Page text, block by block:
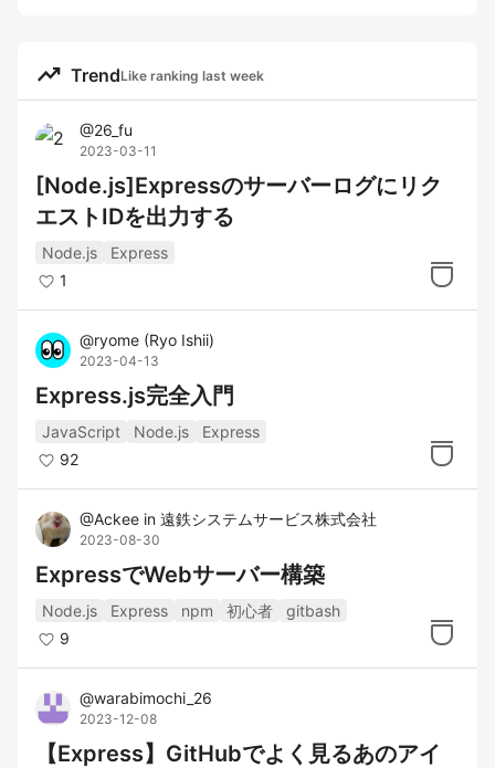
trending_up TrendLike ranking last week
@26_fu
2023-03-11
[Node.js]Expressのサーバーログにリク
エストIDを出力する
Node.js
Express
1
@ryome (Ryo Ishii)
2023-04-13
Express.js完全入門
JavaScript Node.js
Express
92
@Ackee in 遠鉄システムサービス株式会社
2023-08-30
ExpressでWebサーバー構築
Node.js Express npm 初心者
gitbash
9
@warabimochi_26
2023-12-08
【Express】GitHubでよく見るあのアイ